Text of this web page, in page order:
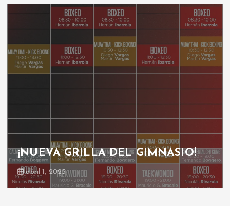
¡NUEVA GRILLA DEL GIMNASIO!
abril 1, 2025